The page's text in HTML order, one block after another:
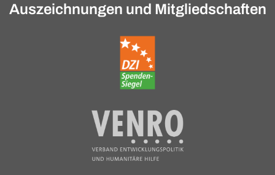
Auszeichnungen und Mitgliedschaften